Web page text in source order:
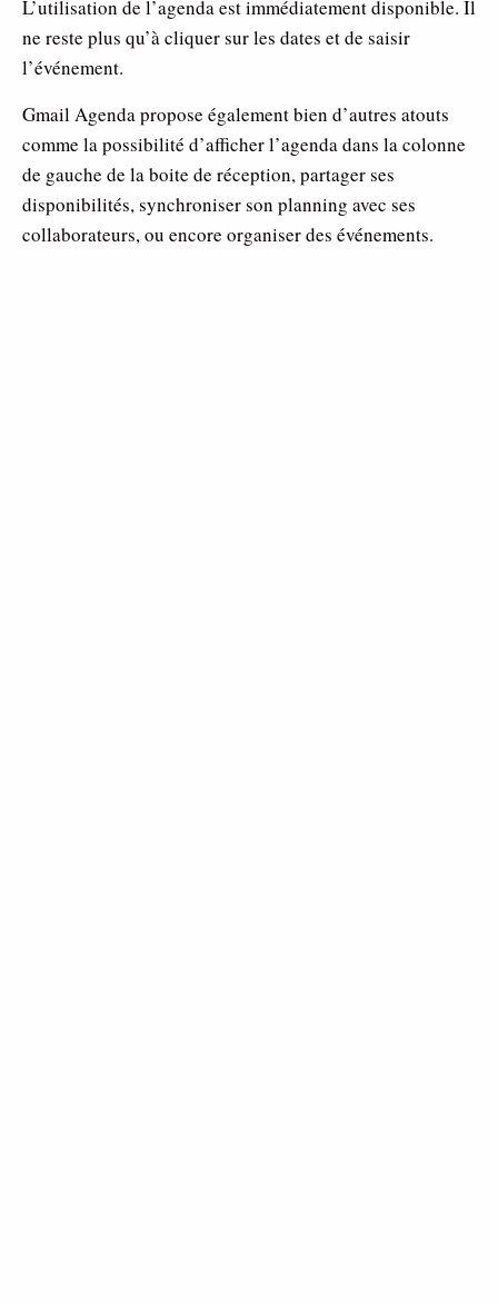
L’utilisation de l’agenda est immédiatement disponible. Il
ne reste plus qu’à cliquer sur les dates et de saisir
l’événement.
Gmail Agenda propose également bien d’autres atouts
comme la possibilité d’afficher l’agenda dans la colonne
de gauche de la boite de réception, partager ses
disponibilités, synchroniser son planning avec ses
collaborateurs, ou encore organiser des événements.